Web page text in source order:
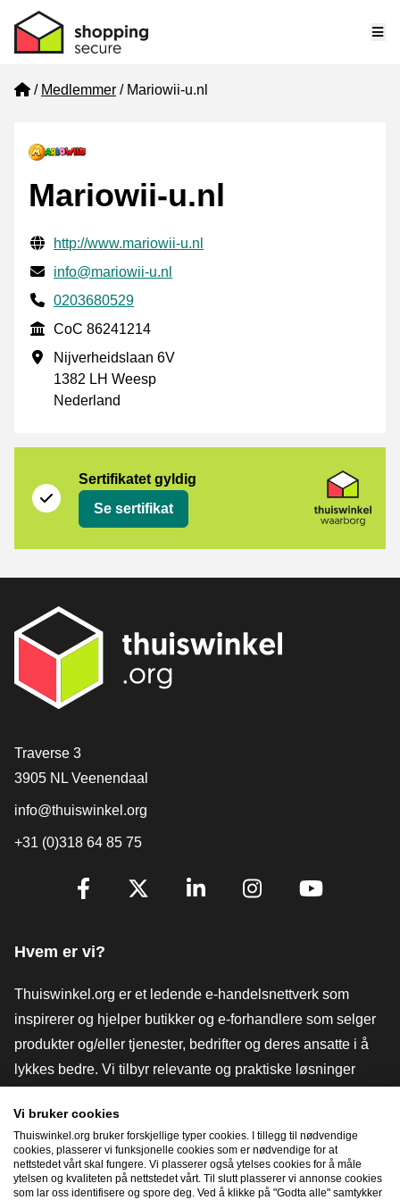
Home
Medlemmer Mariowii-u.nl
Mariowii-u.nl
Verifisert kontaktinformasjon
Website URL
http://www.mariowii-u.nl
E-post
info@mariowii-u.nl
Phone number
0203680529
CoC
CoC 86241214
Forretningsadresse
Nijverheidslaan 6V
1382 LH Weesp
Nederland
Sertifikatet gyldig
Se sertifikat
[_General:Contact]
Traverse 3
3905 NL Veenendaal
info@thuiswinkel.org
+31 (0)318 64 85 75
[_General:SocialMediaTitle]
Hvem er vi?
Thuiswinkel.org er et ledende e-handelsnettverk som
inspirerer og hjelper butikker og e-forhandlere som selger
produkter og/eller tjenester, bedrifter og deres ansatte i å
lykkes bedre. Vi tilbyr relevante og praktiske løsninger
verktøy og råd, advokatvirksomhet, markedsundersøkelser,
og har vår egen utdanningsplattform, Thuiswinkel e-
Academy.
Vi bruker cookies
Thuiswinkel.org bruker forskjellige typer cookies. I tillegg til nødvendige
cookies, plasserer vi funksjonelle cookies som er nødvendige for at
nettstedet vårt skal fungere. Vi plasserer også ytelses cookies for å måle
ytelsen og kvaliteten på nettstedet vårt. Til slutt plasserer vi annonse cookies
som lar oss identifisere og spore deg. Ved å klikke på "Godta alle" samtykker